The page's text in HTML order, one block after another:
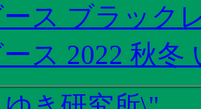
ス ブラック
ス 2022 秋冬